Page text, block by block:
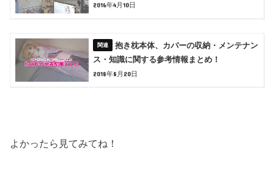
2016年4月10日
抱き枕本体、カバーの収納・メンテナン
ス・知識に関する参考情報まとめ！
2018年8月20日
よかったら見てみてね！